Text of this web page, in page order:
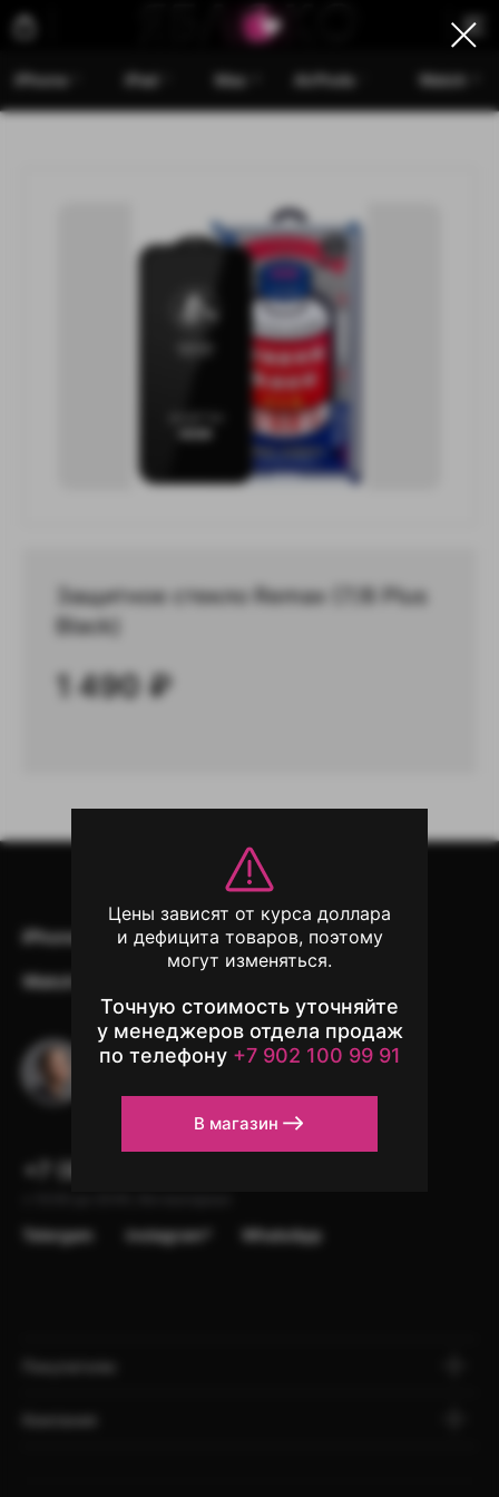
iPhone iPad Mac AirPods Watch
Защитное стекло Remax (7/8 Plus
Black)
1 490 ₽
iPhone iPad Mac
AirPods
Watch
+7 (902) 100-99-91
WhatsApp
Telergam instagram*
Остались вопросы?
Цены зависят от курса доллара
и дефицита товаров, поэтому
могут изменяться.
Точную стоимость уточняйте
у менеджеров отдела продаж
по телефону +7 902 100 99 91
В магазин